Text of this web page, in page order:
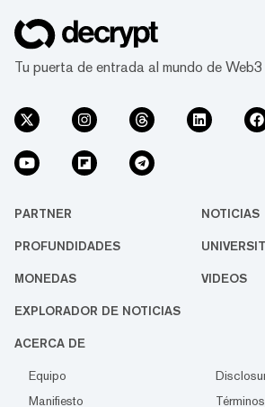
Tu puerta de entrada al mundo de Web3
PARTNER NOTICIAS
PROFUNDIDADES
MONEDAS VIDEOS
EXPLORADOR DE NOTICIAS
ACERCA DE
Equipo
Manifiesto